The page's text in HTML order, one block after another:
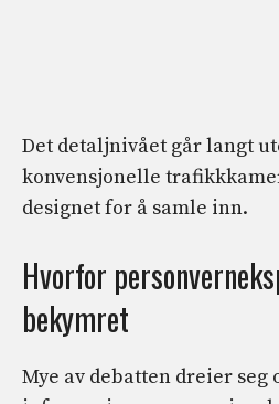
Det detaljnivået går langt
konvensjonelle
designet for å samle inn.
Hvorfor
bekymret
Mye av debatten dreier seg